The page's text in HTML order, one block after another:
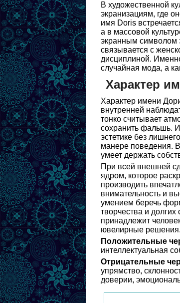
В художественной
экранизациям, где
имя Doris
а в массовой
экранным символом
связывается с
дисциплиной.
случайная мода, а
Характер
Характер имени
внутренней
тонко считывает
сохранить фальшь.
эстетике без
манере поведения. В
умеет держать
При всей внешней
ядром, которое
производить
внимательность и
умением беречь
творчества и
принадлежит
ювелирные решения.
Положительные
интеллектуальная
Отрицательные
упрямство,
доверии,